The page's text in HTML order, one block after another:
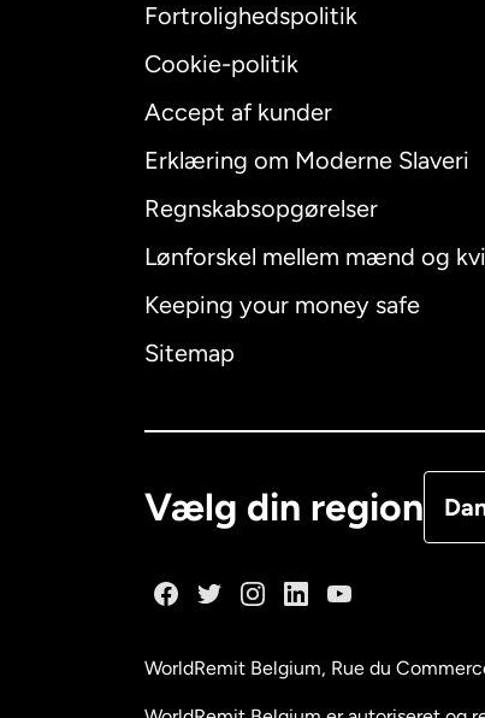
Fortrolighedspolitik
Cookie-politik
Accept af kunder
Erklæring om Moderne Slaveri
Regnskabsopgørelser
Lønforskel mellem mænd og
Keeping your money safe
Sitemap
Vælg din region
WorldRemit Belgium, Rue du